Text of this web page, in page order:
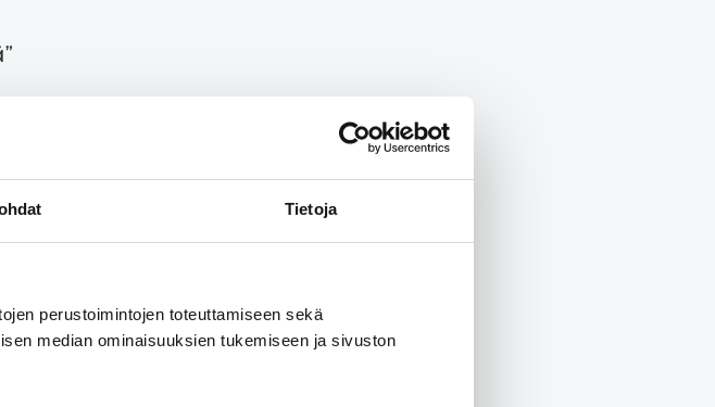
Tietoja
perustoimintojen toteuttamiseen sekä
median ominaisuuksien tukemiseen ja sivuston